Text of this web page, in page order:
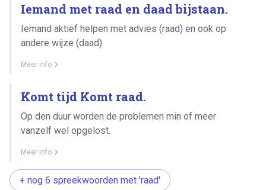
Iemand met raad en daad bijstaan.
Iemand aktief helpen met advies (raad) en ook op
andere wijze (daad).
Meer info
Komt tijd Komt raad.
Op den duur worden de problemen min of meer
vanzelf wel opgelost.
Meer info
+ nog 6 spreekwoorden met 'raad'